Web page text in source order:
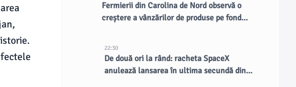
Fermierii din Carolina de Nord observă o
creștere a vânzărilor de produse pe fondul
22:30
De două ori la rând: racheta SpaceX
anulează lansarea în ultima secundă din